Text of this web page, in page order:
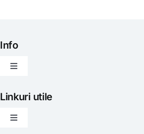
Info
Toggle
Articole
Linkuri utile
Toggle